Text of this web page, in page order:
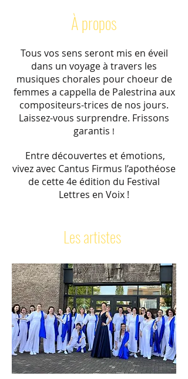
À propos
Tous vos sens seront mis en éveil
dans un voyage à travers les
musiques chorales pour choeur de
femmes a cappella de Palestrina aux
compositeurs-trices de nos jours.
Laissez-vous surprendre. Frissons
garantis !
Entre découvertes et émotions,
vivez avec Cantus Firmus l’apothéose
de cette 4e édition du Festival
Lettres en Voix !
Les artistes